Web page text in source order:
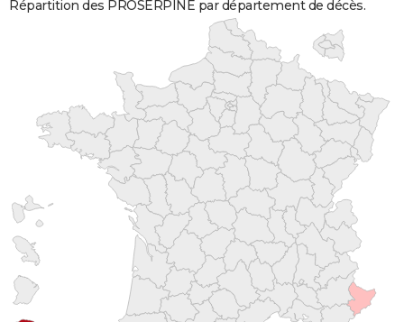
Répartition des PROSERPINE par département de décès.